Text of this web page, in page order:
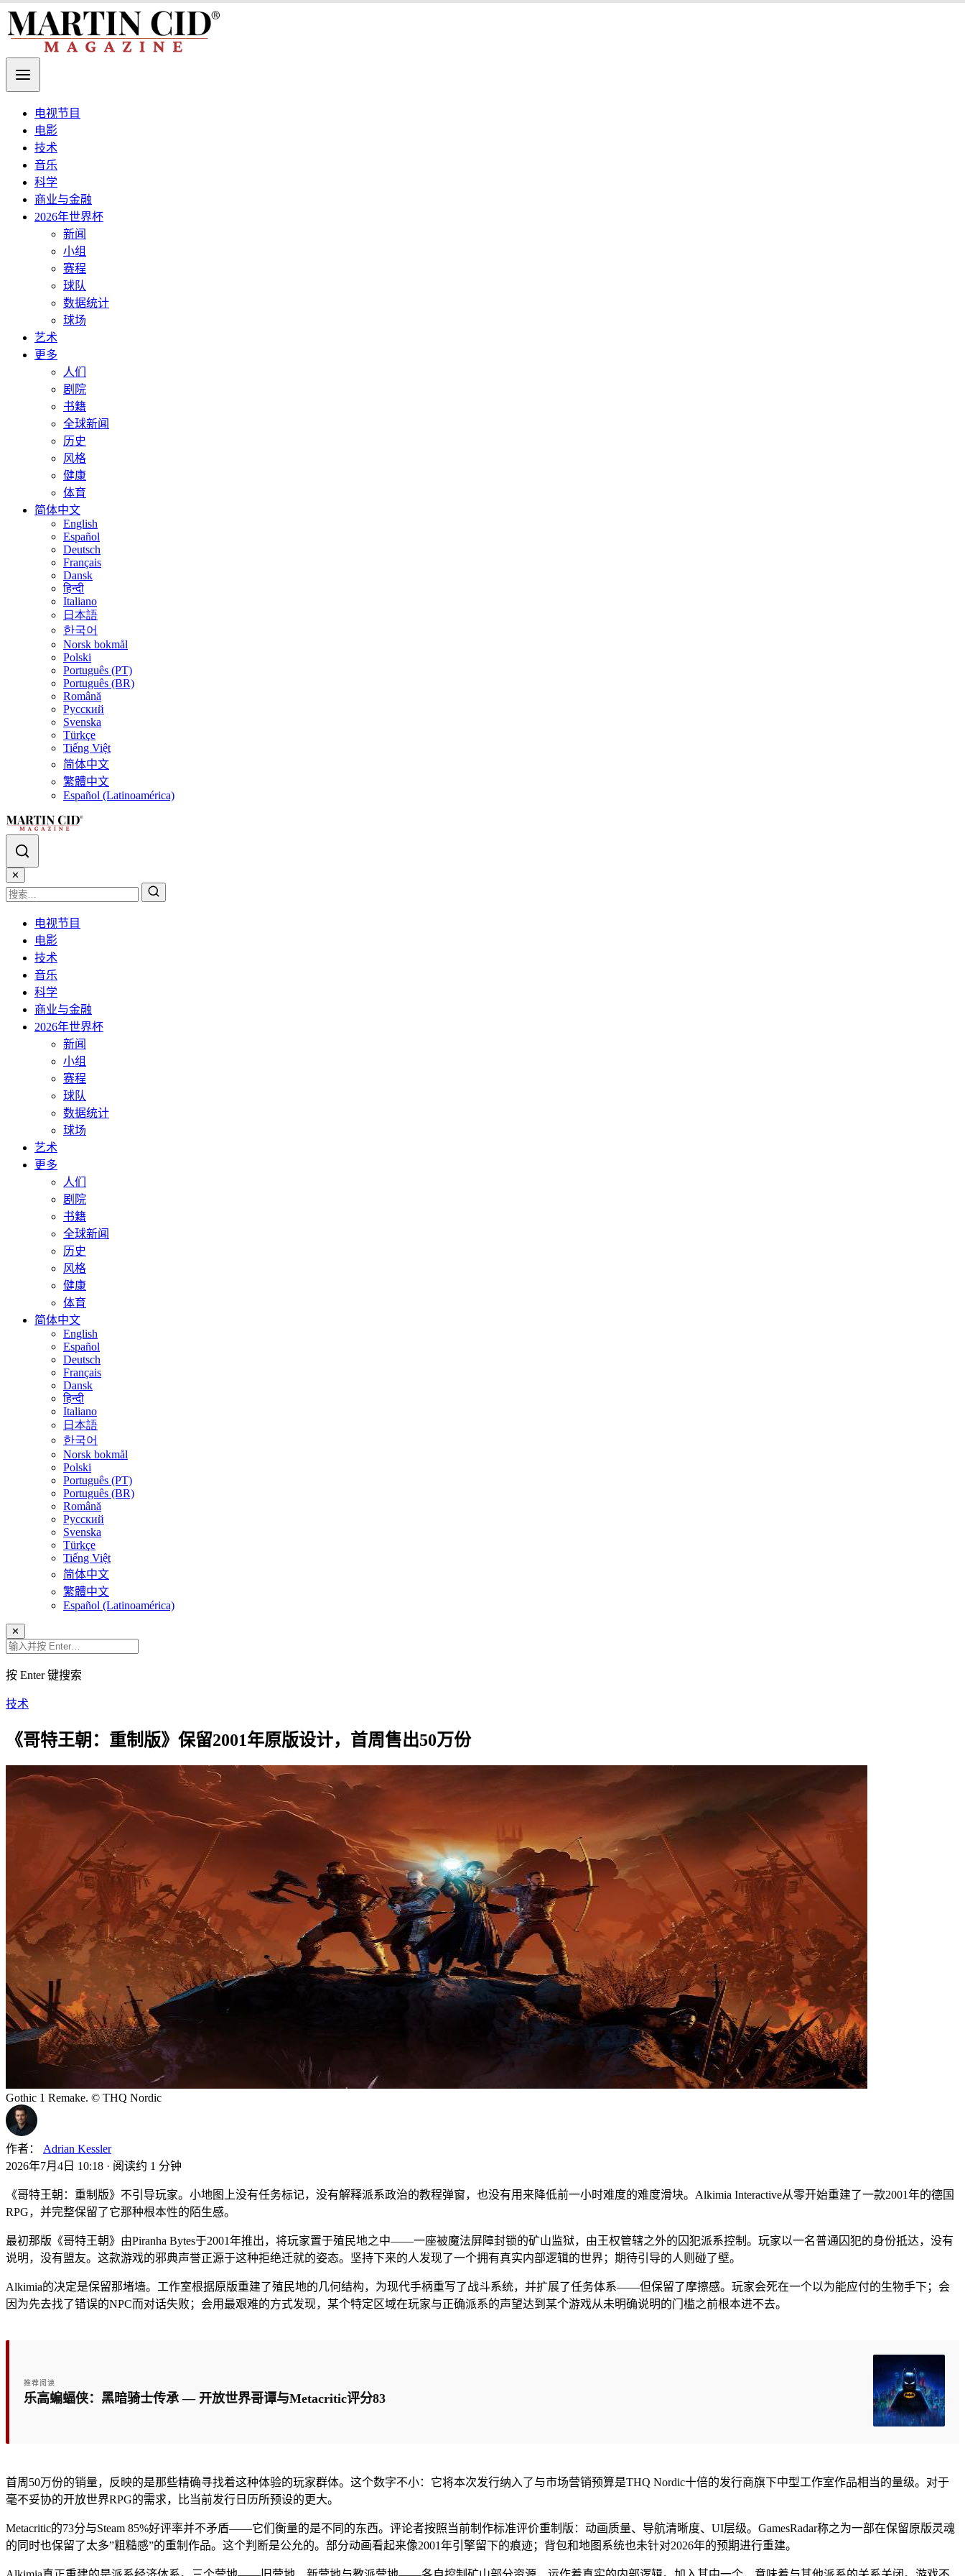
电视节目
电影
技术
音乐
科学
商业与金融
2026年世界杯
新闻
小组
赛程
球队
数据统计
球场
艺术
更多
人们
剧院
书籍
全球新闻
历史
风格
健康
体育
简体中文
English
Español
Deutsch
Français
Dansk
हिन्दी
Italiano
日本語
한국어
Norsk bokmål
Polski
Português (PT)
Português (BR)
Română
Русский
Svenska
Türkçe
Tiếng Việt
简体中文
繁體中文
Español (Latinoamérica)
✕
电视节目
电影
技术
音乐
科学
商业与金融
2026年世界杯
新闻
小组
赛程
球队
数据统计
球场
艺术
更多
人们
剧院
书籍
全球新闻
历史
风格
健康
体育
简体中文
English
Español
Deutsch
Français
Dansk
हिन्दी
Italiano
日本語
한국어
Norsk bokmål
Polski
Português (PT)
Português (BR)
Română
Русский
Svenska
Türkçe
Tiếng Việt
简体中文
繁體中文
Español (Latinoamérica)
✕
按 Enter 键搜索
技术
《哥特王朝：重制版》保留2001年原版设计，首周售出50万份
Gothic 1 Remake. © THQ Nordic
作者：
Adrian Kessler
2026年7月4日 10:18 · 阅读约 1 分钟
《哥特王朝：重制版》不引导玩家。小地图上没有任务标记，没有解释派系政治的教程弹窗，也没有用来降低前一小时难度的难度滑块。Alkimia Interactive从零开始重建了一款2001年的德国
RPG，并完整保留了它那种根本性的陌生感。
最初那版《哥特王朝》由Piranha Bytes于2001年推出，将玩家置于殖民地之中——一座被魔法屏障封锁的矿山监狱，由王权管辖之外的囚犯派系控制。玩家以一名普通囚犯的身份抵达，没有
说明，没有盟友。这款游戏的邪典声誉正源于这种拒绝迁就的姿态。坚持下来的人发现了一个拥有真实内部逻辑的世界；期待引导的人则碰了壁。
Alkimia的决定是保留那堵墙。工作室根据原版重建了殖民地的几何结构，为现代手柄重写了战斗系统，并扩展了任务体系——但保留了摩擦感。玩家会死在一个以为能应付的生物手下；会
因为先去找了错误的NPC而对话失败；会用最艰难的方式发现，某个特定区域在玩家与正确派系的声望达到某个游戏从未明确说明的门槛之前根本进不去。
推荐阅读
乐高蝙蝠侠：黑暗骑士传承 — 开放世界哥谭与Metacritic评分83
首周50万份的销量，反映的是那些精确寻找着这种体验的玩家群体。这个数字不小：它将本次发行纳入了与市场营销预算是THQ Nordic十倍的发行商旗下中型工作室作品相当的量级。对于
毫不妥协的开放世界RPG的需求，比当前发行日历所预设的更大。
Metacritic的73分与Steam 85%好评率并不矛盾——它们衡量的是不同的东西。评论者按照当前制作标准评价重制版：动画质量、导航清晰度、UI层级。GamesRadar称之为一部在保留原版灵魂
的同时也保留了太多”粗糙感”的重制作品。这个判断是公允的。部分动画看起来像2001年引擎留下的痕迹；背包和地图系统也未针对2026年的预期进行重建。